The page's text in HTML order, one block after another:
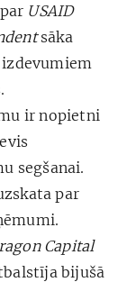
USAID
sāka
ir nopietni
segšanai.
par
Capital
bijušā